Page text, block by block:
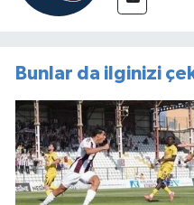
Bunlar da ilginizi